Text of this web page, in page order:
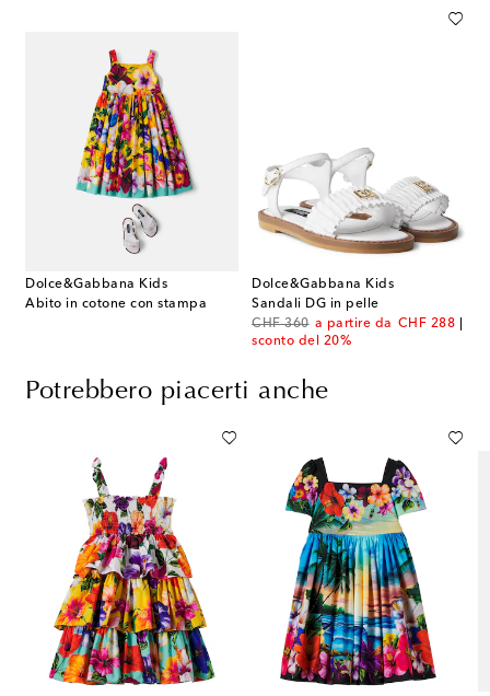
Dolce&Gabbana Kids
Abito in cotone con stampa
Dolce&Gabbana Kids
Sandali DG in pelle
CHF 360
original pricea partire da CHF 288
discount price
sconto del 20%
Potrebbero piacerti anche